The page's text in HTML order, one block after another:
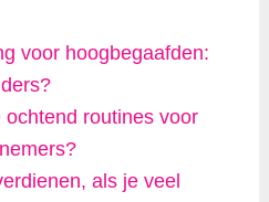
voor hoogbegaafden:
routines voor
als je veel